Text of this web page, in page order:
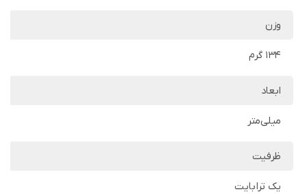
وزن
134 گرم
ابعاد
میلی‌متر
ظرفیت
یک ترابایت